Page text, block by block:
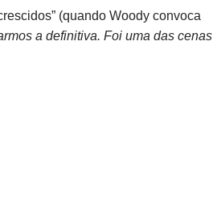
(quando Woody convoca
a definitiva. Foi uma das cenas